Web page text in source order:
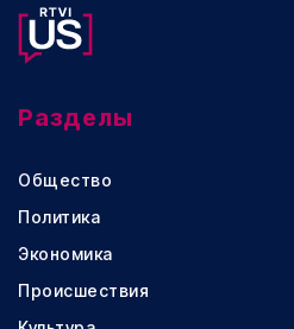
Разделы
Общество
Политика
Экономика
Происшествия